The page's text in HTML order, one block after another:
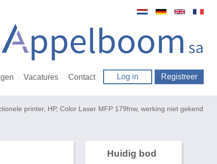
Vacatures Contact Log in Registreer
printer, HP, Color Laser MFP 179fnw, werking niet gekend
Huidig bod